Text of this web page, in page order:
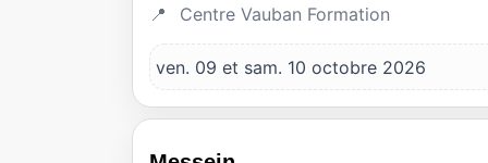
Centre Vauban Formation
ven. 09 et sam. 10 octobre 2026